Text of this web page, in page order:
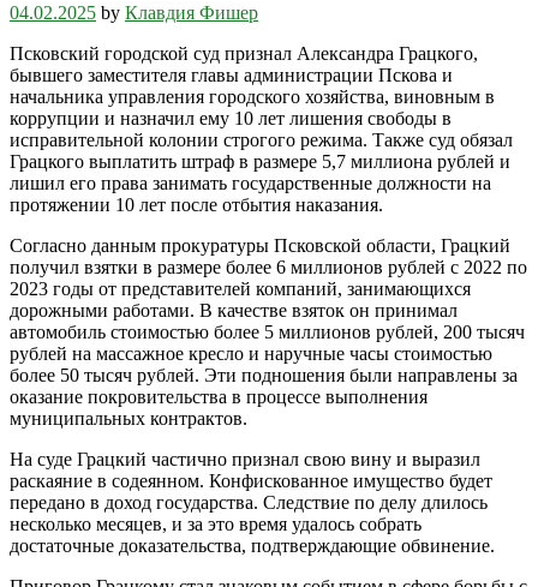
04.02.2025 by Клавдия Фишер
Псковский городской суд признал Александра Грацкого,
бывшего заместителя главы администрации Пскова и
начальника управления городского хозяйства, виновным в
коррупции и назначил ему 10 лет лишения свободы в
исправительной колонии строгого режима. Также суд обязал
Грацкого выплатить штраф в размере 5,7 миллиона рублей и
лишил его права занимать государственные должности на
протяжении 10 лет после отбытия наказания.
Согласно данным прокуратуры Псковской области, Грацкий
получил взятки в размере более 6 миллионов рублей с 2022 по
2023 годы от представителей компаний, занимающихся
дорожными работами. В качестве взяток он принимал
автомобиль стоимостью более 5 миллионов рублей, 200 тысяч
рублей на массажное кресло и наручные часы стоимостью
более 50 тысяч рублей. Эти подношения были направлены за
оказание покровительства в процессе выполнения
муниципальных контрактов.
На суде Грацкий частично признал свою вину и выразил
раскаяние в содеянном. Конфискованное имущество будет
передано в доход государства. Следствие по делу длилось
несколько месяцев, и за это время удалось собрать
достаточные доказательства, подтверждающие обвинение.